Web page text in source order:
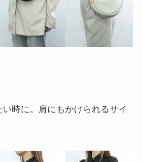
い時に。肩にもかけられるサイ